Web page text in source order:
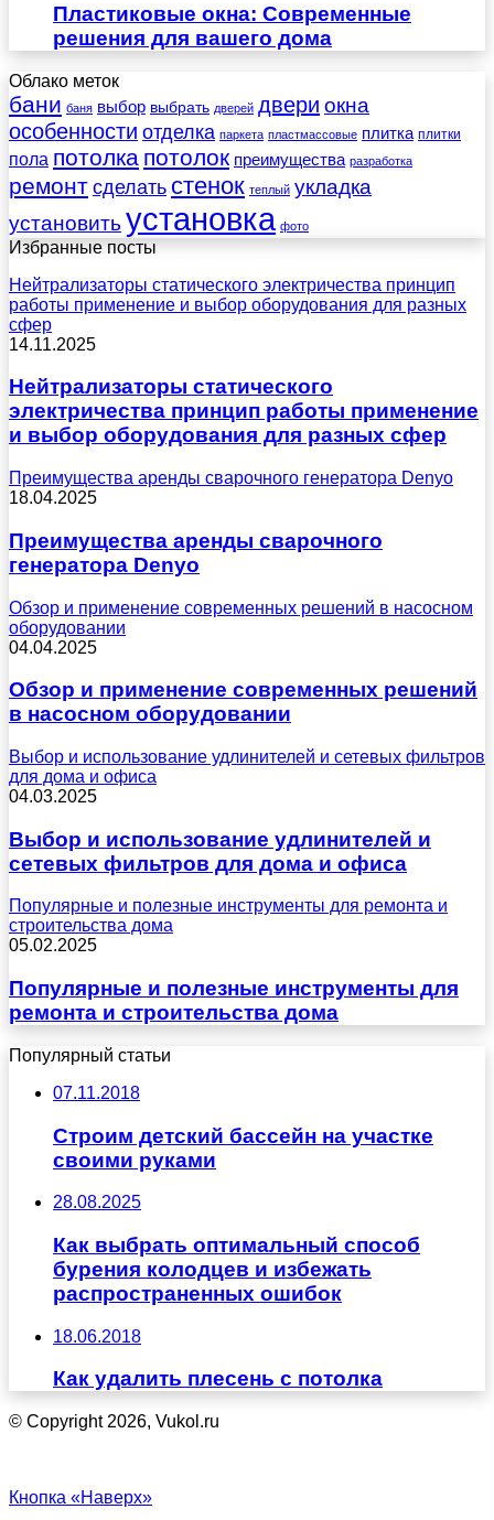
Пластиковые окна: Современные
решения для вашего дома
Облако меток
бани баня выбор выбрать дверей двери окна
особенности отделка паркета пластмассовые плитка плитки
пола потолка потолок преимущества разработка
ремонт сделать стенок теплый укладка
установить установка фото
Избранные посты
Нейтрализаторы статического электричества принцип
работы применение и выбор оборудования для разных
сфер
14.11.2025
Нейтрализаторы статического
электричества принцип работы применение
и выбор оборудования для разных сфер
Преимущества аренды сварочного генератора Denyo
18.04.2025
Преимущества аренды сварочного
генератора Denyo
Обзор и применение современных решений в насосном
оборудовании
04.04.2025
Обзор и применение современных решений
в насосном оборудовании
Выбор и использование удлинителей и сетевых фильтров
для дома и офиса
04.03.2025
Выбор и использование удлинителей и
сетевых фильтров для дома и офиса
Популярные и полезные инструменты для ремонта и
строительства дома
05.02.2025
Популярные и полезные инструменты для
ремонта и строительства дома
Популярный статьи
07.11.2018
Строим детский бассейн на участке
своими руками
28.08.2025
Как выбрать оптимальный способ
бурения колодцев и избежать
распространенных ошибок
18.06.2018
Как удалить плесень с потолка
© Copyright 2026, Vukol.ru
Кнопка «Наверх»